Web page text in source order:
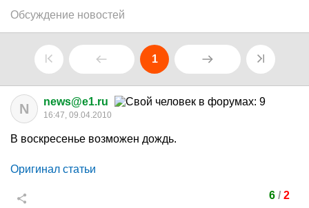
Обсуждение новостей
1
N news@e1.ru
16:47, 09.04.2010
В воскресенье возможен дождь.
Оригинал статьи
6/ 2